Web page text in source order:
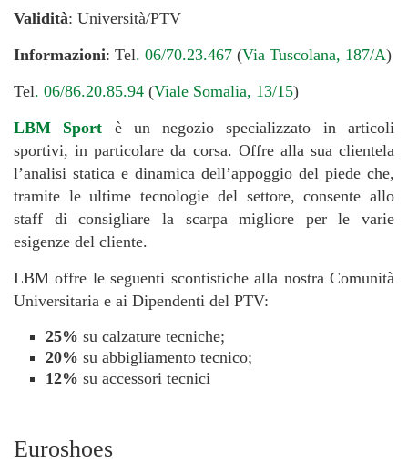
Validità: Università/PTV
Informazioni: Tel. 06/70.23.467 (Via Tuscolana, 187/A)
Tel. 06/86.20.85.94 (Viale Somalia, 13/15)
LBM Sport
è un negozio specializzato in articoli
sportivi, in particolare da corsa. Offre alla sua clientela
l’analisi statica e dinamica dell’appoggio del piede che,
tramite le ultime tecnologie del settore, consente allo
staff di consigliare la scarpa migliore per le varie
esigenze del cliente.
LBM offre le seguenti scontistiche alla nostra Comunità
Universitaria e ai Dipendenti del PTV:
25% su calzature tecniche;
20% su abbigliamento tecnico;
12% su accessori tecnici
Euroshoes